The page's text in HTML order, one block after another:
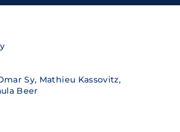
Sy, Mathieu Kassovitz,
Beer